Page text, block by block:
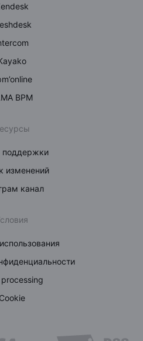
BPM
поддержки
изменений
канал
Cookie